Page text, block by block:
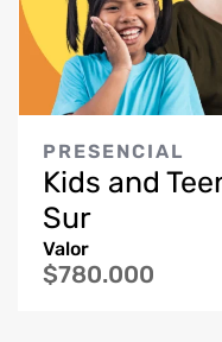
PRESENCIAL
Kids and
Sur
Valor
$780.000